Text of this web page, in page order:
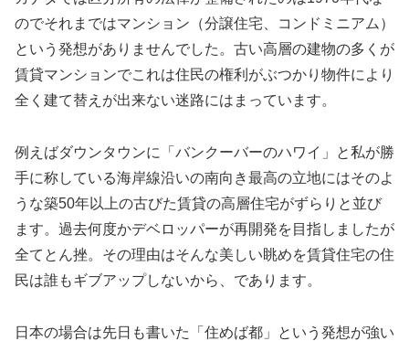
のでそれまではマンション（分譲住宅、コンドミニアム）
という発想がありませんでした。古い高層の建物の多くが
賃貸マンションでこれは住民の権利がぶつかり物件により
全く建て替えが出来ない迷路にはまっています。
例えばダウンタウンに「バンクーバーのハワイ」と私が勝
手に称している海岸線沿いの南向き最高の立地にはそのよ
うな築50年以上の古びた賃貸の高層住宅がずらりと並び
ます。過去何度かデベロッパーが再開発を目指しましたが
全てとん挫。その理由はそんな美しい眺めを賃貸住宅の住
民は誰もギブアップしないから、であります。
日本の場合は先日も書いた「住めば都」という発想が強い